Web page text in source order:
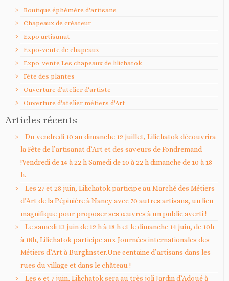
Boutique éphémère d'artisans
Chapeaux de créateur
Expo artisanat
Expo-vente de chapeaux
Expo-vente Les chapeaux de lilichatok
Fête des plantes
Ouverture d'atelier d'artiste
Ouverture d'atelier métiers d'Art
Articles récents
Du vendredi 10 au dimanche 12 juillet, Lilichatok découvrira
la Fête de l’artisanat d’Art et des saveurs de Fondremand
!Vendredi de 14 à 22 h Samedi de 10 à 22 h dimanche de 10 à 18
h.
Les 27 et 28 juin, Lilichatok participe au Marché des Métiers
d’Art de la Pépinière à Nancy avec 70 autres artisans, un lieu
magnifique pour proposer ses œuvres à un public averti !
Le samedi 13 juin de 12 h à 18 h et le dimanche 14 juin, de 10h
à 18h, Lilichatok participe aux Journées internationales des
Métiers d’Art à Burglinster.Une centaine d’artisans dans les
rues du village et dans le château !
Les 6 et 7 juin, Lilichatok sera au très joli Jardin d’Adoué à